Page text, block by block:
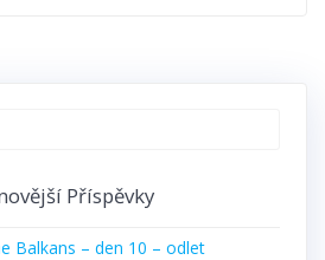
Příspěvky
Balkans – den 10 – odlet